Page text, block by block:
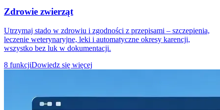
Zdrowie zwierząt
Utrzymaj stado w zdrowiu i zgodności z przepisami – szczepienia,
leczenie weterynaryjne, leki i automatyczne okresy karencji,
wszystko bez luk w dokumentacji.
8 funkcjiDowiedz się więcej